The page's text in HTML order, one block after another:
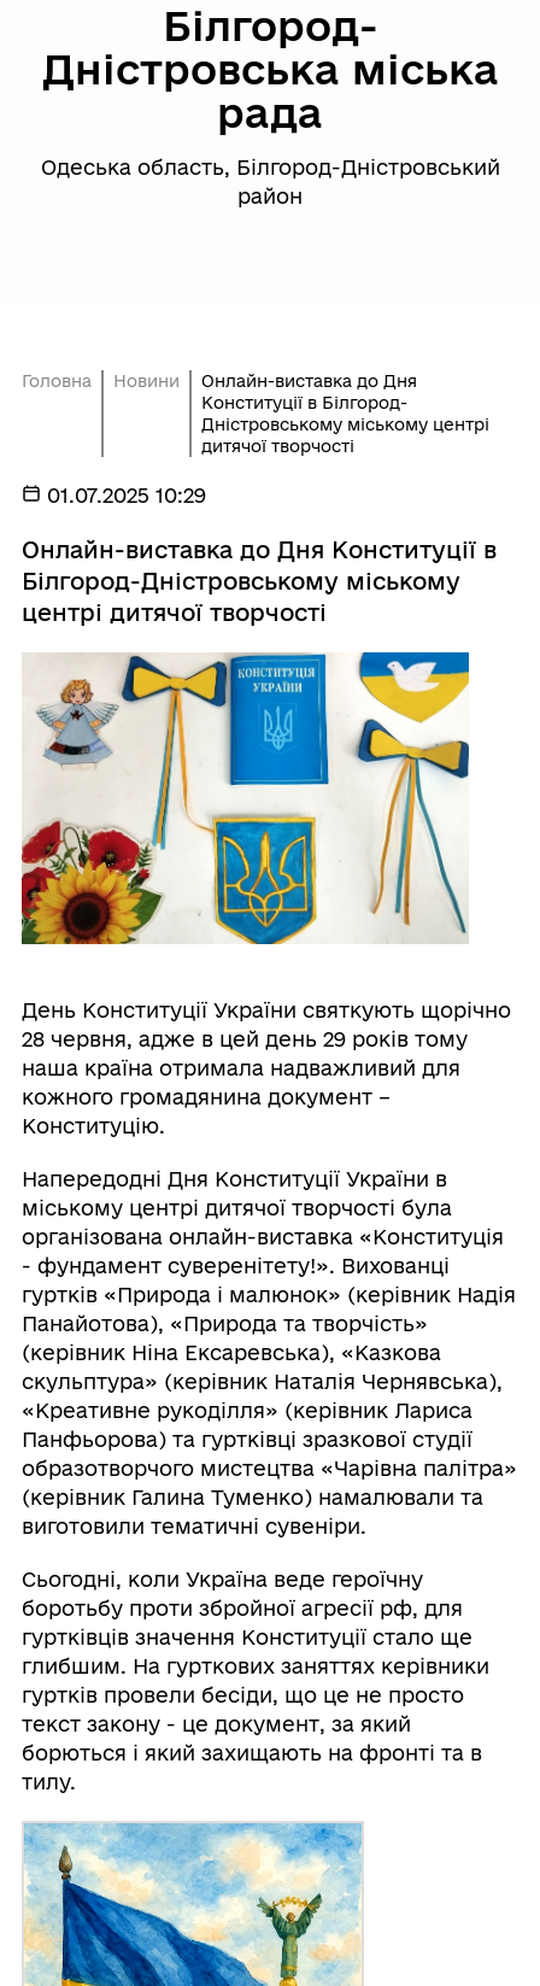
Білгород-
Дністровська міська
рада
Одеська область, Білгород-Дністровський
район
Головна Новини
Онлайн-виставка до Дня
Конституції в Білгород-
Дністровському міському центрі
дитячої творчості
01.07.2025 10:29
Онлайн-виставка до Дня Конституції в
Білгород-Дністровському міському
центрі дитячої творчості
День Конституції України святкують щорічно
28 червня, адже в цей день 29 років тому
наша країна отримала надважливий для
кожного громадянина документ –
Конституцію.
Напередодні Дня Конституції України в
міському центрі дитячої творчості була
організована онлайн-виставка «Конституція
- фундамент суверенітету!». Вихованці
гуртків «Природа і малюнок» (керівник Надія
Панайотова), «Природа та творчість»
(керівник Ніна Ексаревська), «Казкова
скульптура» (керівник Наталія Чернявська),
«Креативне рукоділля» (керівник Лариса
Панфьорова) та гуртківці зразкової студії
образотворчого мистецтва «Чарівна палітра»
(керівник Галина Туменко) намалювали та
виготовили тематичні сувеніри.
Сьогодні, коли Україна веде героїчну
боротьбу проти збройної агресії рф, для
гуртківців значення Конституції стало ще
глибшим. На гурткових заняттях керівники
гуртків провели бесіди, що це не просто
текст закону - це документ, за який
борються і який захищають на фронті та в
тилу.